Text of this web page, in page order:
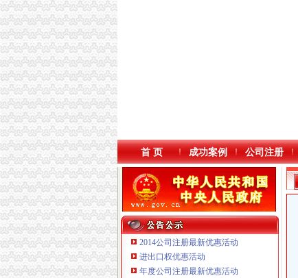
首 页 成功案例 公司注册
2014公司注册最新优惠活动
进出口权优惠活动
年度公司注册最新优惠活动